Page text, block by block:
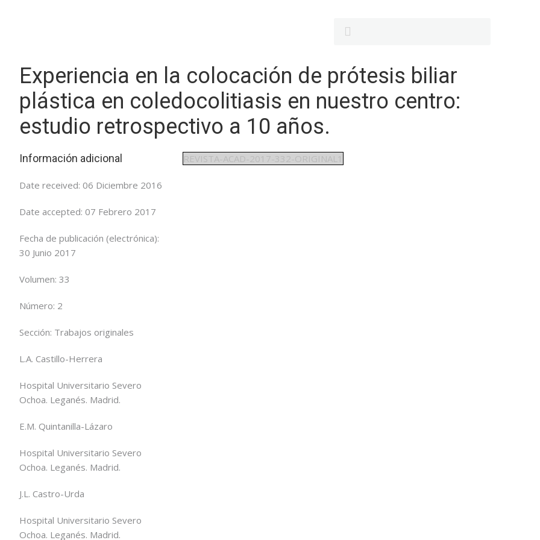
Experiencia en la colocación de prótesis biliar
plástica en coledocolitiasis en nuestro centro:
estudio retrospectivo a 10 años.
Información adicional
Date received: 06 Diciembre 2016
Date accepted: 07 Febrero 2017
Fecha de publicación (electrónica):
30 Junio 2017
Volumen: 33
Número: 2
Sección: Trabajos originales
L.A. Castillo-Herrera
Hospital Universitario Severo
Ochoa. Leganés. Madrid.
E.M. Quintanilla-Lázaro
Hospital Universitario Severo
Ochoa. Leganés. Madrid.
J.L. Castro-Urda
Hospital Universitario Severo
Ochoa. Leganés. Madrid.
REVISTA-ACAD-2017-332-ORIGINAL1